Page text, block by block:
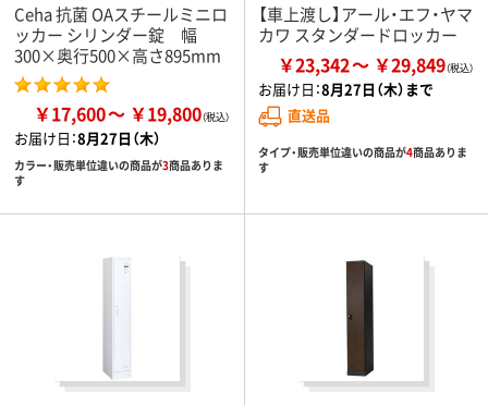
Ceha 抗菌 OAスチールミニロ
ッカー シリンダー錠 幅
300×奥行500×高さ895mm
￥17,600 ￥19,800
お届け日：8月27日（木）
カラー・販売単位違いの商品が3商品ありま
す
【車上渡し】アール・エフ・ヤマ
カワ スタンダードロッカー
￥23,342 ￥29,849
お届け日：8月27日（木）まで
直送品
タイプ・販売単位違いの商品が4商品ありま
す